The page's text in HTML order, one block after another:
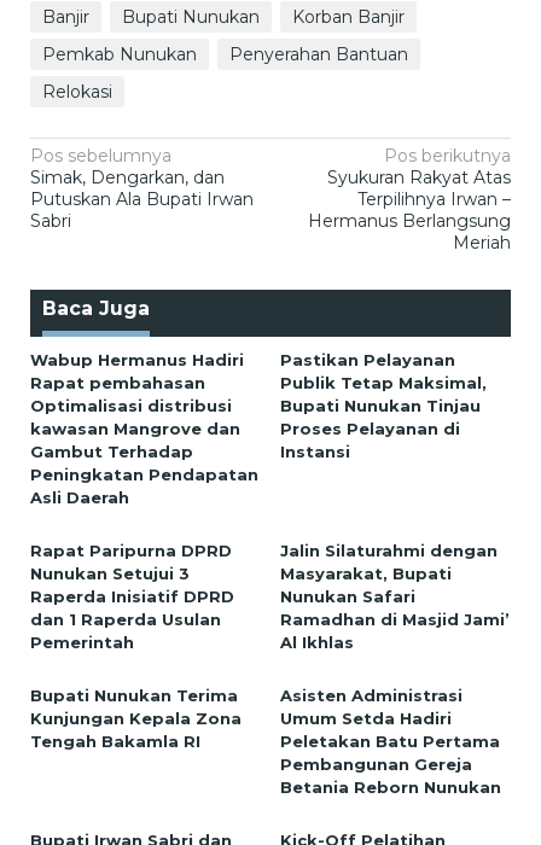
Banjir Bupati Nunukan
Korban Banjir
Pemkab Nunukan
Penyerahan Bantuan
Relokasi
Navigasi
pos
Pos sebelumnya
Simak, Dengarkan, dan
Putuskan Ala Bupati Irwan
Sabri
Pos berikutnya
Syukuran Rakyat Atas
Terpilihnya Irwan –
Hermanus Berlangsung
Meriah
Baca Juga
Wabup Hermanus Hadiri
Rapat pembahasan
Optimalisasi distribusi
kawasan Mangrove dan
Gambut Terhadap
Peningkatan Pendapatan
Asli Daerah
Pastikan Pelayanan
Publik Tetap Maksimal,
Bupati Nunukan Tinjau
Proses Pelayanan di
Instansi
Rapat Paripurna DPRD
Nunukan Setujui 3
Raperda Inisiatif DPRD
dan 1 Raperda Usulan
Pemerintah
Jalin Silaturahmi dengan
Masyarakat, Bupati
Nunukan Safari
Ramadhan di Masjid Jami’
Al Ikhlas
Bupati Nunukan Terima
Kunjungan Kepala Zona
Tengah Bakamla RI
Asisten Administrasi
Umum Setda Hadiri
Peletakan Batu Pertama
Pembangunan Gereja
Betania Reborn Nunukan
Bupati Irwan Sabri dan Kick-Off Pelatihan